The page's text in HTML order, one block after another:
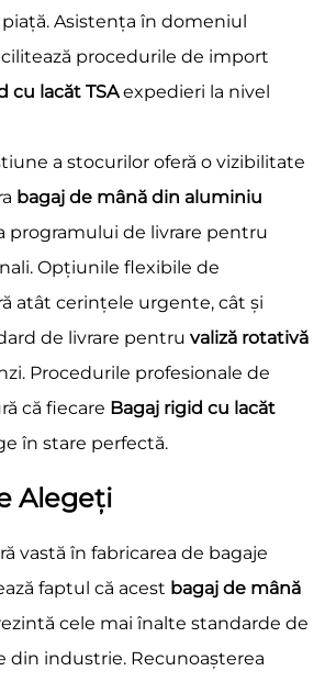
Asistența în domeniul
procedurile de import
cu lacăt TSAexpedieri la nivel
a stocurilor oferă o vizibilitate
bagaj de mână din aluminiu
programului de livrare pentru
Opțiunile flexibile de
atât cerințele urgente, cât și
de livrare pentru valiză rotativă
Procedurile profesionale de
că fiecare Bagaj rigid cu lacăt
în stare perfectă.
Alegeți
vastă în fabricarea de bagaje
faptul că acest bagaj de mână
cele mai înalte standarde de
din industrie. Recunoașterea